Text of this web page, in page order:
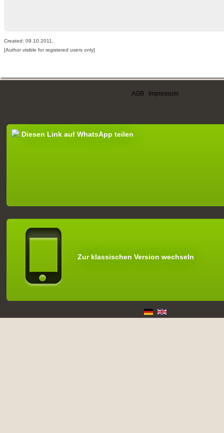
Created: 09.10.2011,
[Author visible for registered users only]
AGB Impressum
Diesen Link auf WhatsApp teilen
Zur klassischen Version wechseln